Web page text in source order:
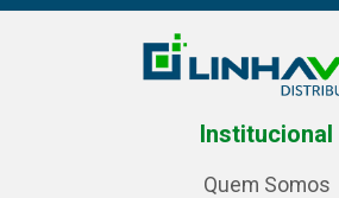
Institucional
Quem Somos